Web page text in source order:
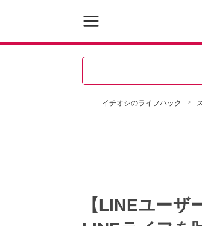
イチオシのライフハック
【LINEユー